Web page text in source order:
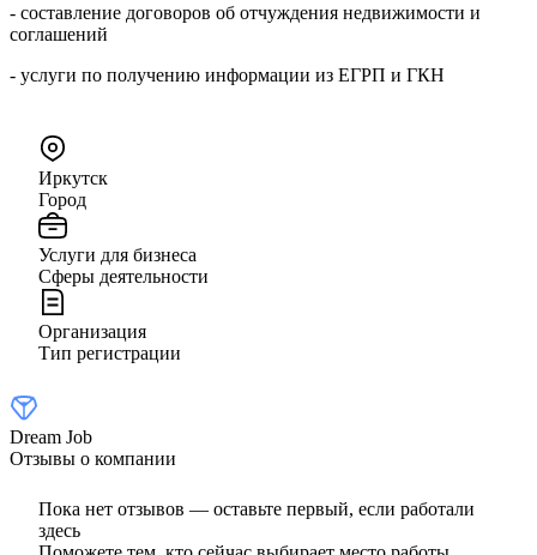
- составление договоров об отчуждения недвижимости и
соглашений
- услуги по получению информации из ЕГРП и ГКН
Иркутск
Город
Услуги для бизнеса
Сферы деятельности
Организация
Тип регистрации
Dream Job
Отзывы о компании
Пока нет отзывов — оставьте первый, если работали
здесь